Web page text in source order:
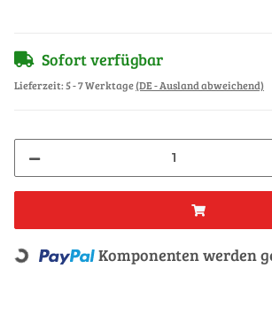
Sofort verfügbar
Lieferzeit:5 - 7 Werktage(DE - Ausland abweichend)
Loading... Komponenten werden